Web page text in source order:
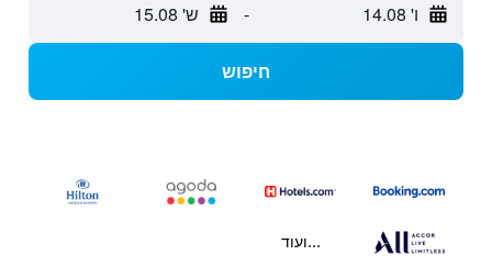
ו' 14.08 - ש' 15.08
חיפוש
...ועוד